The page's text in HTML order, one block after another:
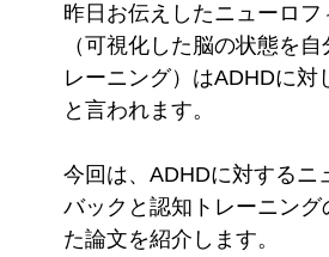
全般性不安障害 パニック障害
PTSD（心的外傷後ストレス障害）
昨日お伝えしたニューロフ
（可視化した脳の状態を
レーニング）はADHDに対
と言われます。
今回は、ADHDに対するニ
バックと認知トレーニング
た論文を紹介します。